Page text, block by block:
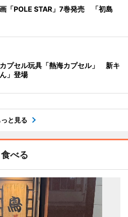
「POLE STAR」7巻発売 「初島
プセル玩具「熱海カプセル」 新キ
」登場
っと見る
食べる